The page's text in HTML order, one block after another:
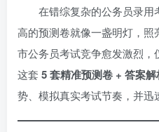
在错综复杂的公务员录
高的预测卷就像一盏明灯，
市公务员考试竞争愈发激烈
这套 5 套精准预测卷 + 答案解
势、模拟真实考试节奏，并迅